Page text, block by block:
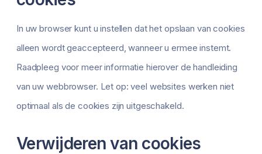
In uw browser kunt u instellen dat het opslaan van cookies
alleen wordt geaccepteerd, wanneer u ermee instemt.
Raadpleeg voor meer informatie hierover de handleiding
van uw webbrowser. Let op: veel websites werken niet
optimaal als de cookies zijn uitgeschakeld.
Verwijderen van cookies